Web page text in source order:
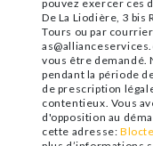
pouvez exercer ces
De La Liodière, 3 bis
Tours ou par
vous être demandé.
pendant la période
de prescription
contentieux. Vous
d'opposition au
cette adresse: